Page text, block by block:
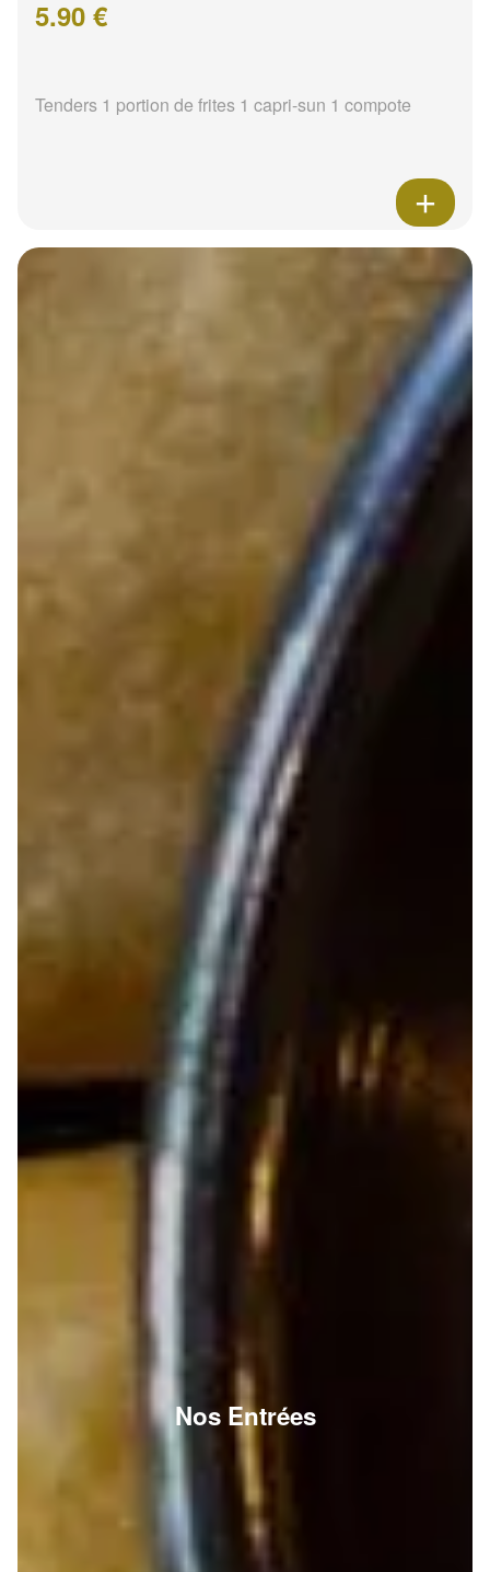
5.90 €
Tenders 1 portion de frites 1 capri-sun 1 compote
Nos Entrées